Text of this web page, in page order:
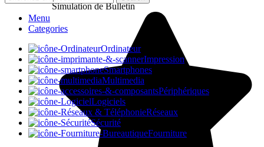
Simulation de Bulletin
Menu
Categories
Ordinateur
Impression
Smartphones
Multimedia
Périphériques
Logiciels
Réseaux
Sécurité
Fourniture